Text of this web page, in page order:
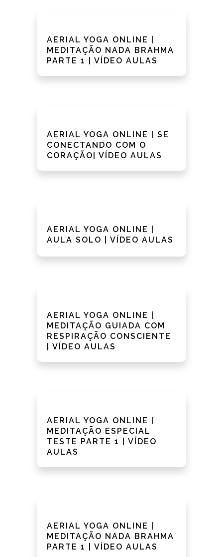
AERIAL YOGA ONLINE |
MEDITAÇÃO NADA BRAHMA
PARTE 1 | VÍDEO AULAS
AERIAL YOGA ONLINE | SE
CONECTANDO COM O
CORAÇÃO| VÍDEO AULAS
AERIAL YOGA ONLINE |
AULA SOLO | VÍDEO AULAS
AERIAL YOGA ONLINE |
MEDITAÇÃO GUIADA COM
RESPIRAÇÃO CONSCIENTE
| VÍDEO AULAS
AERIAL YOGA ONLINE |
MEDITAÇÃO ESPECIAL
TESTE PARTE 1 | VÍDEO
AULAS
AERIAL YOGA ONLINE |
MEDITAÇÃO NADA BRAHMA
PARTE 1 | VÍDEO AULAS